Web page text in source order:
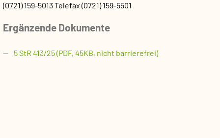
(0721) 159-5013Telefax (0721) 159-5501
Ergänzende Dokumente
5 StR 413/25 (PDF, 45KB, nicht barrierefrei)